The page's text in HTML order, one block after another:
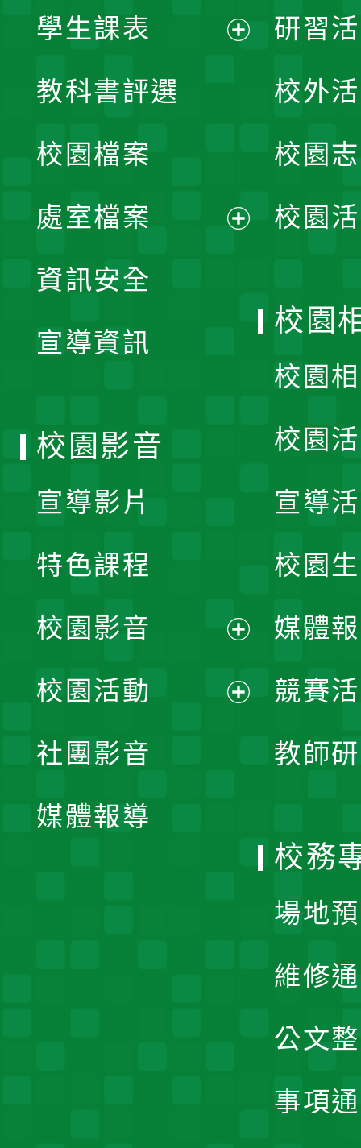
學生課表
單
教科書評選
校園檔案
處室檔案
資訊安全
宣導資訊
研習
校外
校園
校園
校園
校園
校園
宣導
校園
媒體
競賽
教師
校園影音
宣導影片
特色課程
校園影音
開
校園活動
社團影音
媒體報導
校務
場地
維修
公文
事項